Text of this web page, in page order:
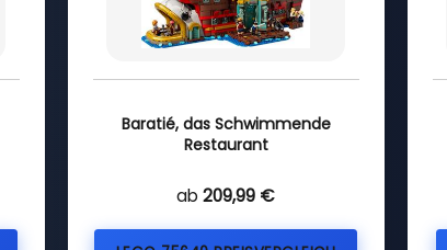
Baratié, das Schwimmende
Restaurant
ab 209,99 €